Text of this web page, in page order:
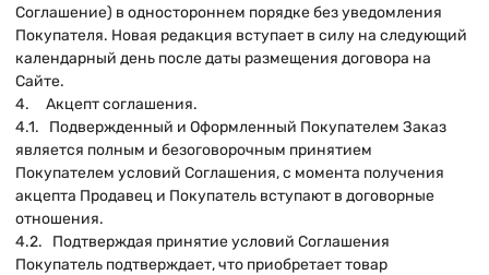
Соглашение) в одностороннем порядке без уведомления
Покупателя. Новая редакция вступает в силу на следующий
календарный день после даты размещения договора на
Сайте.
4. Акцепт соглашения.
4.1. Подвержденный и Оформленный Покупателем Заказ
является полным и безоговорочным принятием
Покупателем условий Соглашения, с момента получения
акцепта Продавец и Покупатель вступают в договорные
отношения.
4.2. Подтверждая принятие условий Соглашения
Покупатель подтверждает, что приобретает товар